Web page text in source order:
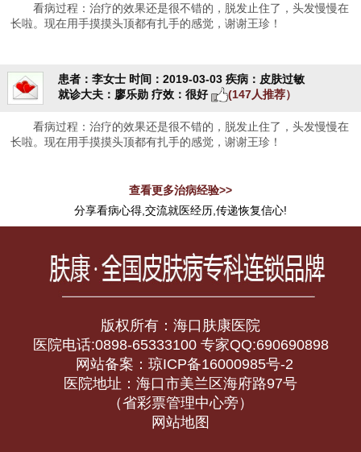
看病过程：治疗的效果还是很不错的，脱发止住了，头发慢慢在
长啦。现在用手摸摸头顶都有扎手的感觉，谢谢王珍！
患者：李女士 时间：2019-03-03 疾病：皮肤过敏
就诊大夫：廖乐勋 疗效：很好 (147人推荐）
看病过程：治疗的效果还是很不错的，脱发止住了，头发慢慢在
长啦。现在用手摸摸头顶都有扎手的感觉，谢谢王珍！
查看更多治病经验>>
分享看病心得,交流就医经历,传递恢复信心!
版权所有：海口肤康医院
医院电话:0898-65333100 专家QQ:690690898
网站备案：琼ICP备16000985号-2
医院地址：海口市美兰区海府路97号
（省彩票管理中心旁）
网站地图